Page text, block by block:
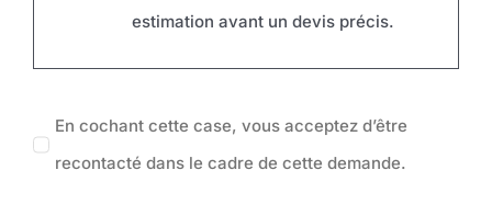
estimation avant un devis précis.
En cochant cette case, vous acceptez d’être
recontacté dans le cadre de cette demande.